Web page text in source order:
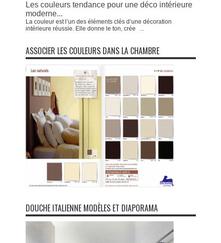
Les couleurs tendance pour une déco intérieure
moderne...
La couleur est l’un des éléments clés d’une décoration
intérieure réussie. Elle donne le ton, crée
...
ASSOCIER LES COULEURS DANS LA CHAMBRE
DOUCHE ITALIENNE MODÈLES ET DIAPORAMA